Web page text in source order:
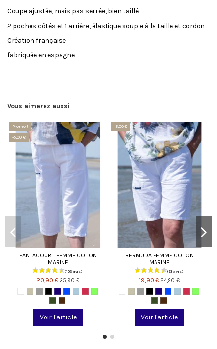
Coupe ajustée, mais pas serrée, bien taillé
2 poches côtés et 1 arrière, élastique souple à la taille et cordon
Création française
fabriquée en espagne
Vous aimerez aussi
Promo !
-5,00 €
PANTACOURT FEMME COTON
MARINE
20,90 €25,90 €
Voir l'article
-5,00 €
BERMUDA FEMME COTON
MARINE
19,90 €24,90 €
Voir l'article